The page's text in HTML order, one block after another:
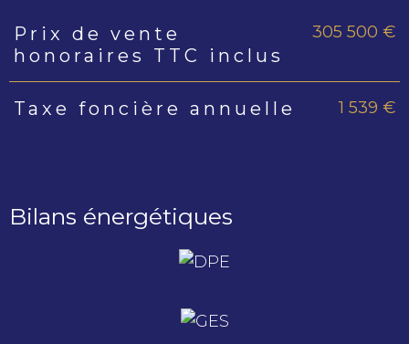
Caractéristiques Valeurs
Prix de vente
honoraires TTC inclus
305 500 €
Taxe foncière annuelle 1 539 €
Bilans énergétiques